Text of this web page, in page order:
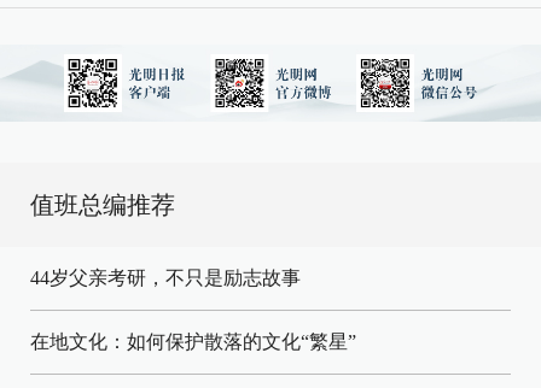
值班总编推荐
44岁父亲考研，不只是励志故事
在地文化：如何保护散落的文化“繁星”